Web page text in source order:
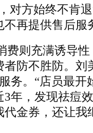
对方始终不肯
再提供售后服
费则充满诱导
防不胜防。刘
务。“店员最开
年，发现祛痘
金券，还让我